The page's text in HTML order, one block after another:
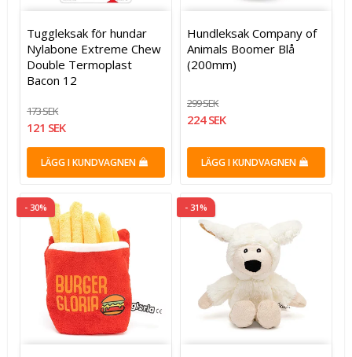
Tuggleksak för hundar
Nylabone Extreme Chew
Double Termoplast
Bacon 12
173 SEK
121 SEK
LÄGG I KUNDVAGNEN
Hundleksak Company of
Animals Boomer Blå
(200mm)
299 SEK
224 SEK
LÄGG I KUNDVAGNEN
- 30% - 31%